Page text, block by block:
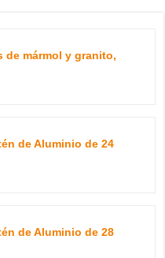
de mármol y granito,
de Aluminio de 24
de Aluminio de 28